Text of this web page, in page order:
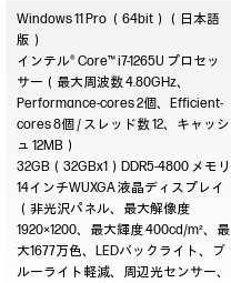
Windows 11 Pro （64bit）（日本語
版）
インテル® Core™ i7-1265U プロセッ
サー（最大周波数 4.80GHz、
Performance-cores 2個、Efficient-
cores 8個 / スレッド数 12、キャッシ
ュ 12MB）
32GB（32GBx1）DDR5-4800
14インチWUXGA 液晶ディスプレイ
（非光沢パネル、最大解像度
1920×1200、最大輝度 400cd/m²、最
大1677万色、LEDバックライト、ブ
ルーライト軽減、周辺光センサー、